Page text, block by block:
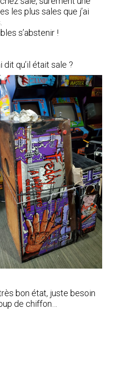
les plus sales que j’ai
s’abstenir !
dit qu’il était sale ?
bon état, juste besoin
de chiffon…